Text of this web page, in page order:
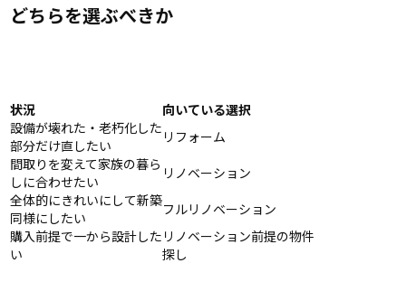
どちらを選ぶべきか
状況
向いている選択
設備が壊れた・老朽化した
部分だけ直したい
リフォーム
間取りを変えて家族の暮ら
しに合わせたい
リノベーション
全体的にきれいにして新築
同様にしたい
フルリノベーション
購入前提で一から設計した
い
リノベーション前提の物件
探し